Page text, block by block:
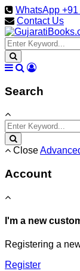
WhatsApp
Contact Us
Search
Close
Account
I'm a new
Registering a
Register